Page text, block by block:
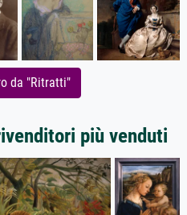
da "Ritratti"
più venduti